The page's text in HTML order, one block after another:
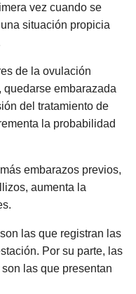
vez cuando se
situación propicia
de la ovulación
quedarse embarazada
del tratamiento de
la probabilidad
embarazos previos,
aumenta la
las que registran las
Por su parte, las
las que presentan